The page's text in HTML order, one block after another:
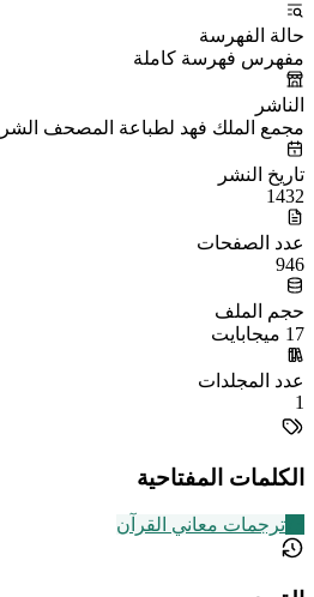
حالة الفهرسة
مفهرس فهرسة كاملة
الناشر
مجمع الملك فهد لطباعة المصحف
تاريخ النشر
1432
عدد الصفحات
946
حجم الملف
17 ميجابايت
عدد المجلدات
1
الكلمات المفتاحية
ترجمات معاني القرآن